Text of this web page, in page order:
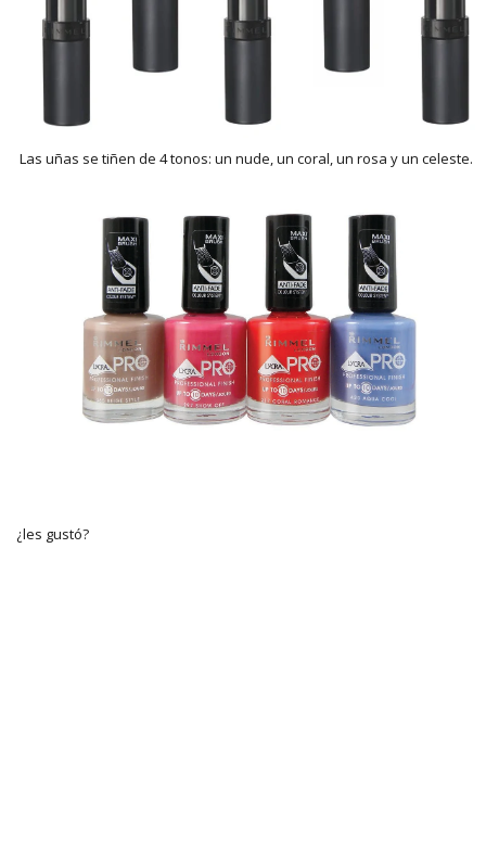
Las uñas se tiñen de 4 tonos: un nude, un coral, un rosa y un celeste.
¿les gustó?